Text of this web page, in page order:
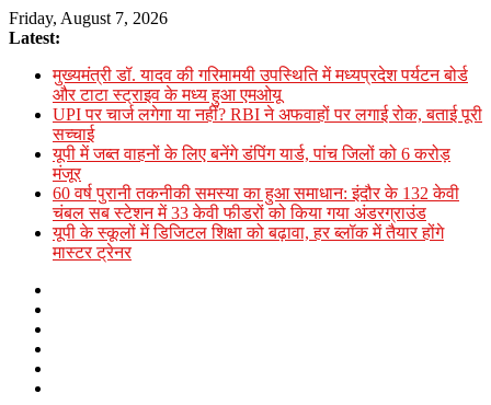
Friday, August 7, 2026
Latest:
मुख्यमंत्री डॉ. यादव की गरिमामयी उपस्थिति में मध्यप्रदेश पर्यटन बोर्ड
और टाटा स्ट्राइव के मध्य हुआ एमओयू
UPI पर चार्ज लगेगा या नहीं? RBI ने अफवाहों पर लगाई रोक, बताई पूरी
सच्चाई
यूपी में जब्त वाहनों के लिए बनेंगे डंपिंग यार्ड, पांच जिलों को 6 करोड़
मंजूर
60 वर्ष पुरानी तकनीकी समस्या का हुआ समाधान: इंदौर के 132 केवी
चंबल सब स्टेशन में 33 केवी फीडरों को किया गया अंडरग्राउंड
यूपी के स्कूलों में डिजिटल शिक्षा को बढ़ावा, हर ब्लॉक में तैयार होंगे
मास्टर ट्रेनर